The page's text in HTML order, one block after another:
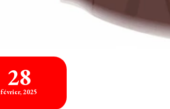
28
février, 2025